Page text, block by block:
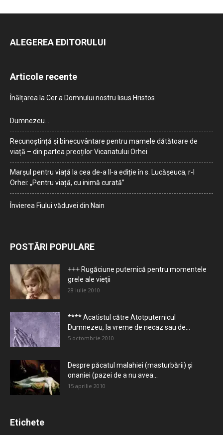
ALEGEREA EDITORULUI
Articole recente
Înălțarea la Cer a Domnului nostru Iisus Hristos
Dumnezeu…
Recunoștință și binecuvântare pentru mamele dătătoare de
viață – din partea preoților Vicariatului Orhei
Marșul pentru viață la cea de-a II-a ediție în s. Lucășeuca, r-l
Orhei: „Pentru viață, cu inimă curată”
Învierea Fiului văduvei din Nain
POSTĂRI POPULARE
+++ Rugăciune puternică pentru momentele
grele ale vieţii
28 iulie 2010
**** Acatistul către Atotputernicul
Dumnezeu, la vreme de necaz sau de...
5 octombrie 2010
Despre păcatul malahiei (masturbării) şi
onaniei (pazei de a nu avea...
15 aprilie 2010
Etichete